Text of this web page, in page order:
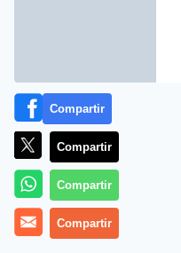
El Foro Militar Venezolano
situación política
Compartir
Compartir
Compartir
Compartir